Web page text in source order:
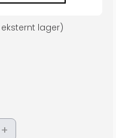
lager)
+